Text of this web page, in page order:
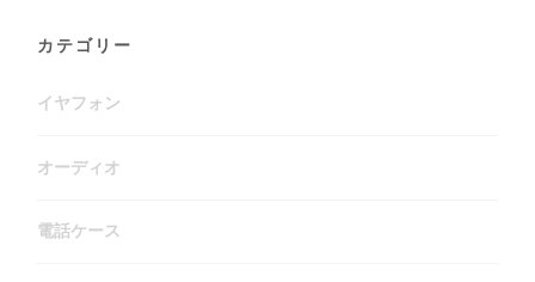
カテゴリー
イヤフォン
オーディオ
電話ケース